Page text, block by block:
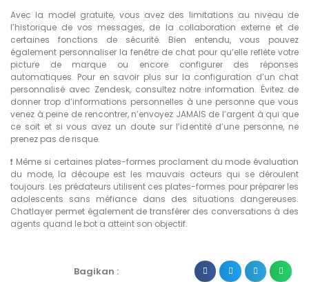
Avec la model gratuite, vous avez des limitations au niveau de
l’historique de vos messages, de la collaboration externe et de
certaines fonctions de sécurité. Bien entendu, vous pouvez
également personnaliser la fenêtre de chat pour qu’elle reflète votre
picture de marque ou encore configurer des réponses
automatiques. Pour en savoir plus sur la configuration d’un chat
personnalisé avec Zendesk, consultez notre information. Évitez de
donner trop d’informations personnelles à une personne que vous
venez à peine de rencontrer, n’envoyez JAMAIS de l’argent à qui que
ce soit et si vous avez un doute sur l’identité d’une personne, ne
prenez pas de risque.
❗ Même si certaines plates-formes proclament du mode évaluation
du mode, la découpe est les mauvais acteurs qui se déroulent
toujours. Les prédateurs utilisent ces plates-formes pour préparer les
adolescents sans méfiance dans des situations dangereuses.
Chatlayer permet également de transférer des conversations à des
agents quand le bot a atteint son objectif.
Bagikan :